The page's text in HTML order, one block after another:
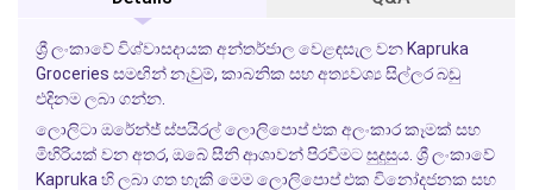
ශ්‍රී ලංකාවේ විශ්වාසදායක අන්තර්ජාල වෙළඳසැල වන Kapruka
Groceries සමඟින් නැවුම්, කාබනික සහ අත්‍යවශ්‍ය සිල්ලර බඩු
එදිනම ලබා ගන්න.
ලොලිටා ඔරේන්ජ් ස්පයිරල් ලොලිපොප් එක අලංකාර කෑමක් සහ
මිහිරියක් වන අතර, ඔබේ සීනි ආශාවන් පිරවීමට සුදුසුය. ශ්‍රී ලංකාවේ
Kapruka හි ලබා ගත හැකි මෙම ලොලිපොප් එක විනෝදජනක සහ